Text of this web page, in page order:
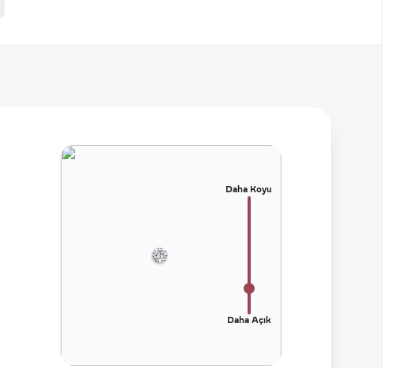
Daha Koyu
Daha Açık